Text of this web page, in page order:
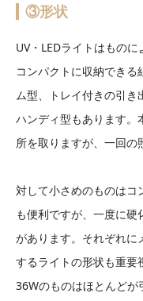
③形状
UV・LEDライトはもの
コンパクトに収納でき
ム型、トレイ付きの引
ハンディ型もあります。
所を取りますが、一回の
対して小さめのものはコ
も便利ですが、一度に硬
があります。それぞれに
するライトの形状も重要
36Wのものはほとんど